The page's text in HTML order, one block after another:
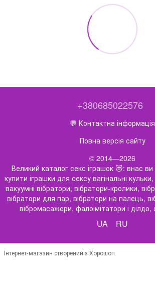
+380685022576
💬 Контактна інформація
Повна версія сайту
© 2014—2026
Великий каталог секс іграшок 😻: внас
купити іграшки для сексу вагінальні
вакуумні вібратори, вібратори-кролики,
вібратори для пар, вібратори на палець,
вібромасажери, фалоімітатори і ділдо,
UA RU
Інтернет-магазин створений з Хорошоп